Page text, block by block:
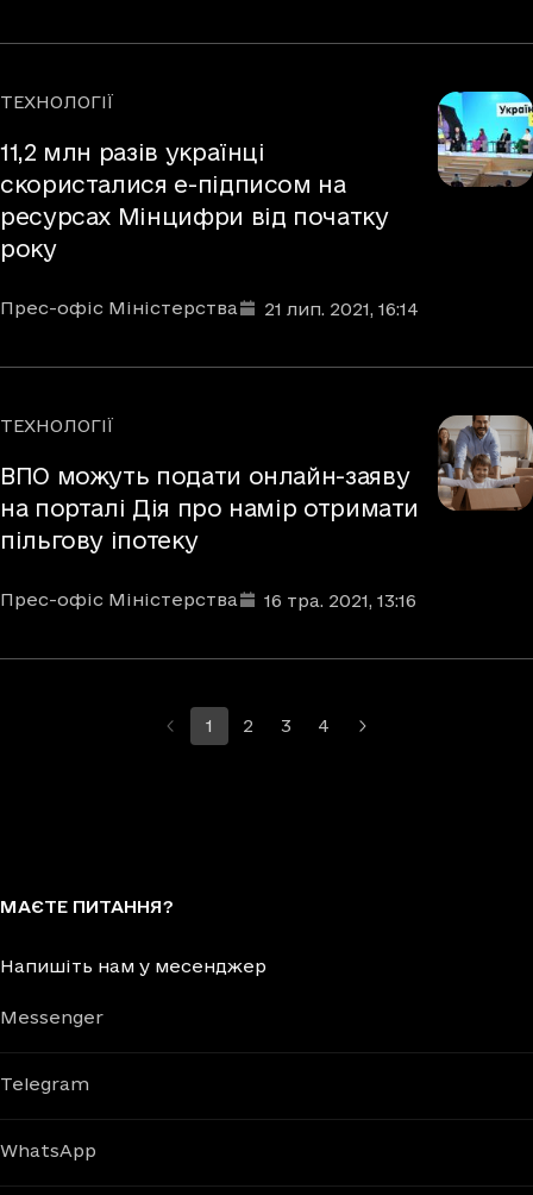
Рубрики
ТЕХНОЛОГІЇ
11,2 млн разів українці
скористалися е-підписом на
ресурсах Мінцифри від початку
року
Автори
Прес-офіс Міністерства
Дата та час публікації: 21 лип. 2021, 16:14
Рубрики
ТЕХНОЛОГІЇ
ВПО можуть подати онлайн-заяву
на порталі Дія про намір отримати
пільгову іпотеку
Автори
Прес-офіс Міністерства
Дата та час публікації: 16 тра. 2021, 13:16
1 2 3 4
МАЄТЕ ПИТАННЯ?
Напишіть нам у месенджер
Messenger
Telegram
WhatsApp